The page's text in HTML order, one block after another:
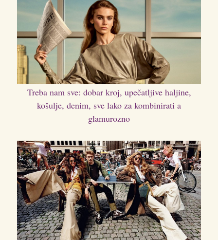
Treba nam sve: dobar kroj, upečatljive haljine,
košulje, denim, sve lako za kombinirati a
glamurozno